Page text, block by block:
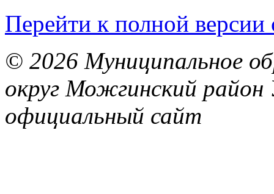
Перейти к полной версии
© 2026 Муниципальное
округ Можгинский район
официальный сайт